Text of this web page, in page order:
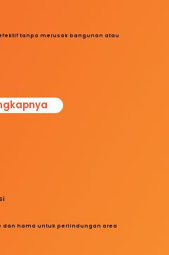
tanpa merusak bangunan atau
hama untuk perlindungan area